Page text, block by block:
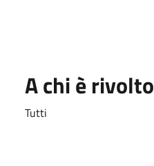
A chi è rivolto
Tutti